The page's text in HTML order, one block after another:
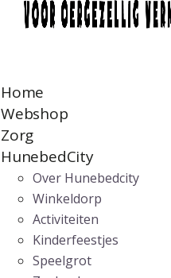
Home
Webshop
Zorg
HunebedCity
Over Hunebedcity
Winkeldorp
Activiteiten
Kinderfeestjes
Speelgrot